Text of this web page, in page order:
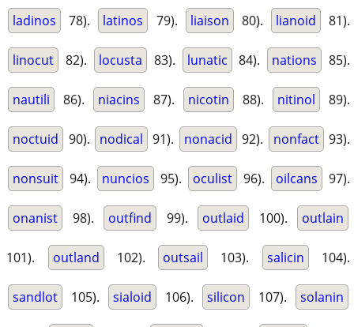
ladinos 78). latinos 79). liaison 80). lianoid 81).
linocut 82). locusta 83). lunatic 84). nations 85).
nautili 86). niacins 87). nicotin 88). nitinol 89).
noctuid 90). nodical 91). nonacid 92). nonfact 93).
nonsuit 94). nuncios 95). oculist 96). oilcans 97).
onanist 98). outfind 99). outlaid 100). outlain
101). outland 102). outsail 103). salicin 104).
sandlot 105). sialoid 106). silicon 107). solanin